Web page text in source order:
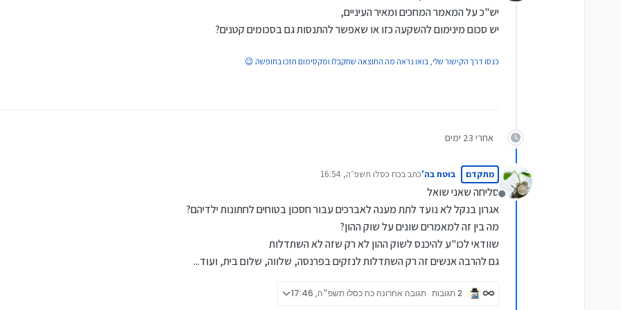
מנותק
יש"כ על המאמר המחכים ומאיר העיניים,
יש סכום מינימום להשקעה כזו או שאפשר להתנסות גם בסכומים קטנים?
כנסו דרך הקישור שלי, בואו נראה מה התוצאה שתקבלו ומקסימום תזכו בחופשה 😉
אחרי 23 ימים
מנותק
מתקדם בוטח בה'כתב בכח כסלו תשפ״ה, 16:54
נערך לאחרונה על ידי
סליחה שאני שואל
אגרון בנקל לא נועד לתת מענה לאברכים עבור חסכון בטוחים לחתונות ילדיהם?
מה בין זה למאמרים שונים על שוק ההון?
שוודאי לכו"ע להיכנס לשוק ההון לא רק שזה לא השתדלות
גם להרבה אנשים זה רק השתדלות לנזקים בפרנסה, שלווה, שלום בית, ועוד...
2 תגובות תגובה אחרונה כח כסלו תשפ״ה, 17:46